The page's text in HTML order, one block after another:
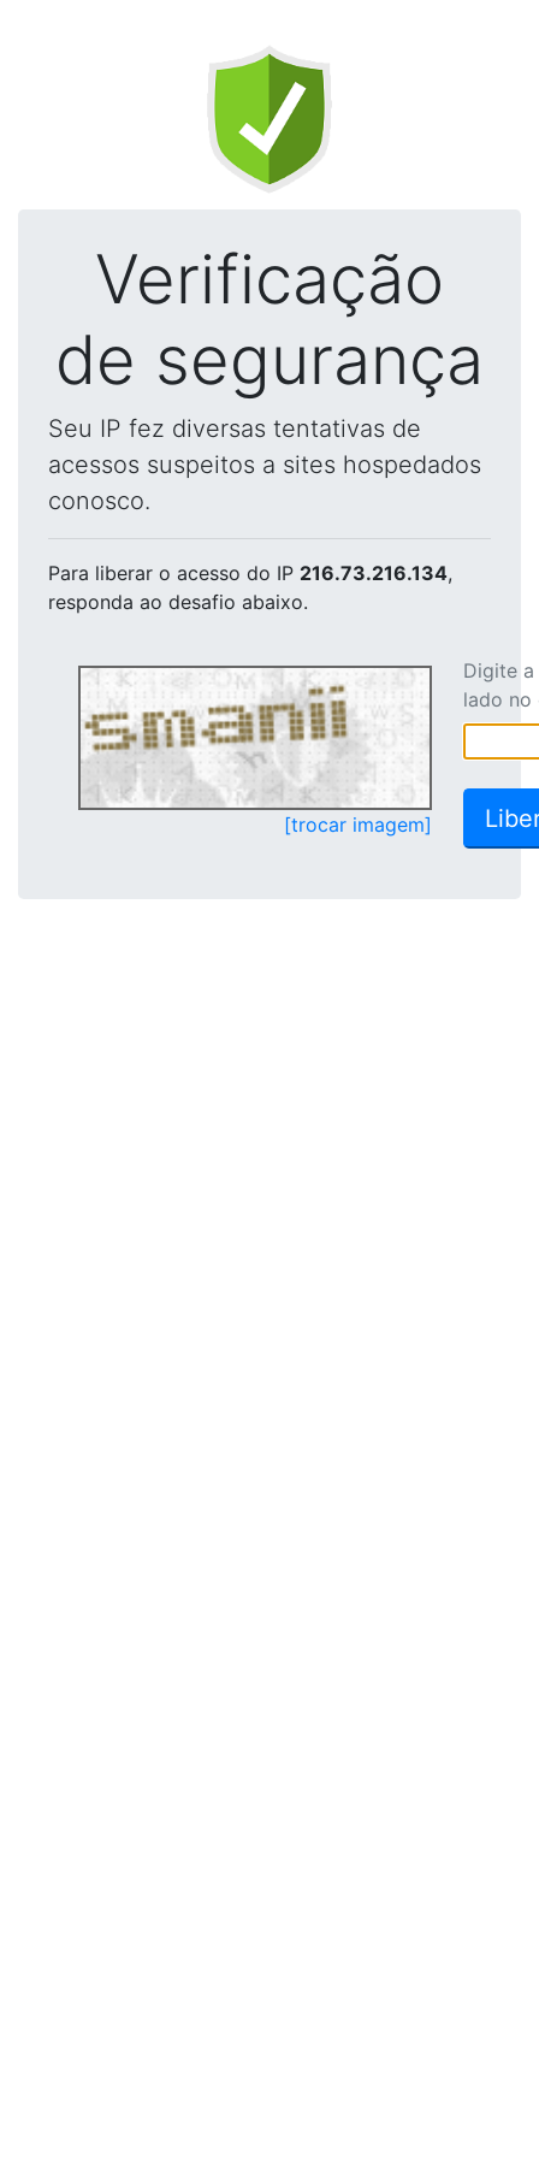
Verificação
de segurança
Seu IP fez diversas tentativas de
acessos suspeitos a sites hospedados
conosco.
Para liberar o acesso do IP 216.73.216.134,
responda ao desafio abaixo.
[trocar imagem]
Digite
lado no